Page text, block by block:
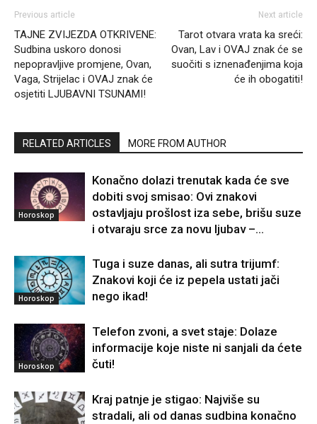
Previous article
TAJNE ZVIJEZDA OTKRIVENE:
Sudbina uskoro donosi
nepopravljive promjene, Ovan,
Vaga, Strijelac i OVAJ znak će
osjetiti LJUBAVNI TSUNAMI!
Next article
Tarot otvara vrata ka sreći:
Ovan, Lav i OVAJ znak će se
suočiti s iznenađenjima koja
će ih obogatiti!
RELATED ARTICLES MORE FROM AUTHOR
Horoskop
Konačno dolazi trenutak kada će sve
dobiti svoj smisao: Ovi znakovi
ostavljaju prošlost iza sebe, brišu suze
i otvaraju srce za novu ljubav –...
Horoskop
Tuga i suze danas, ali sutra trijumf:
Znakovi koji će iz pepela ustati jači
nego ikad!
Horoskop
Telefon zvoni, a svet staje: Dolaze
informacije koje niste ni sanjali da ćete
čuti!
Kraj patnje je stigao: Najviše su
stradali, ali od danas sudbina konačno